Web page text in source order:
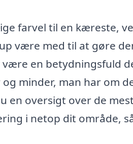
farvel til en kæreste,
være med til at gøre
en betydningsfuld
minder, man har om
en oversigt over de
i netop dit område,